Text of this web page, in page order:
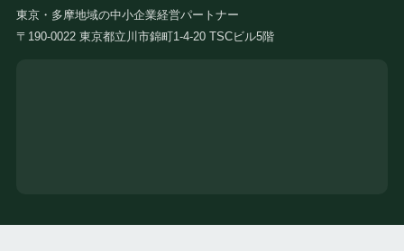
東京・多摩地域の中小企業経営パートナー
〒190-0022 東京都立川市錦町1-4-20 TSCビル5階